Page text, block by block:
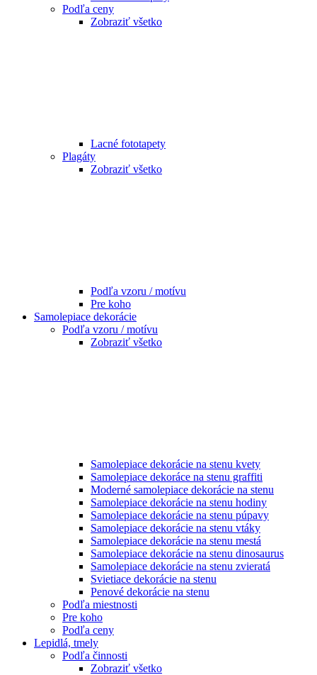
Podľa ceny
Zobraziť všetko
Lacné fototapety
Plagáty
Zobraziť všetko
Podľa vzoru / motívu
Pre koho
Samolepiace dekorácie
Podľa vzoru / motívu
Zobraziť všetko
Samolepiace dekorácie na stenu kvety
Samolepiace dekoráce na stenu graffiti
Moderné samolepiace dekorácie na stenu
Samolepiace dekorácie na stenu hodiny
Samolepiace dekorácie na stenu púpavy
Samolepiace dekorácie na stenu vtáky
Samolepiace dekorácie na stenu mestá
Samolepiace dekorácie na stenu dinosaurus
Samolepiace dekorácie na stenu zvieratá
Svietiace dekorácie na stenu
Penové dekorácie na stenu
Podľa miestnosti
Pre koho
Podľa ceny
Lepidlá, tmely
Podľa činnosti
Zobraziť všetko